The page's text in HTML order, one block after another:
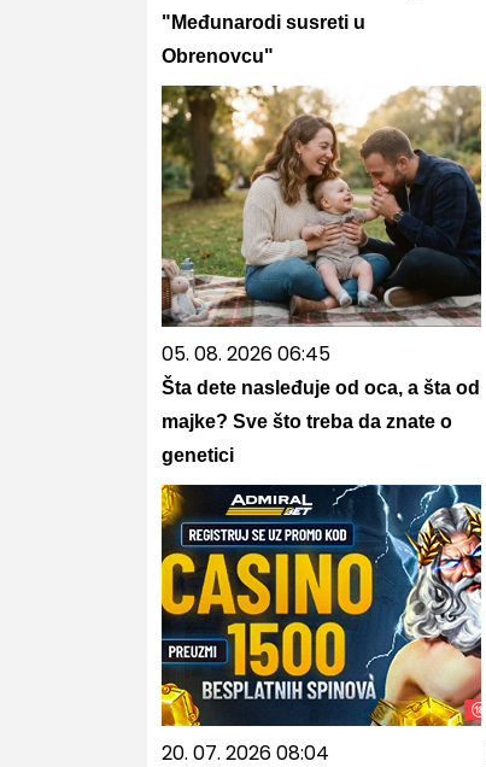
"Međunarodi susreti u
Obrenovcu"
05. 08. 2026 06:45
Šta dete nasleđuje od oca, a šta od
majke? Sve što treba da znate o
genetici
20. 07. 2026 08:04